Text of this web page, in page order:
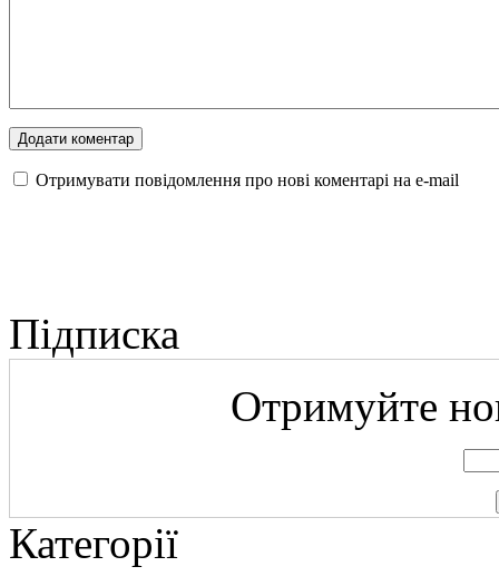
Отримувати повідомлення про нові коментарі на е-mail
Підписка
Отримуйте
Категорії